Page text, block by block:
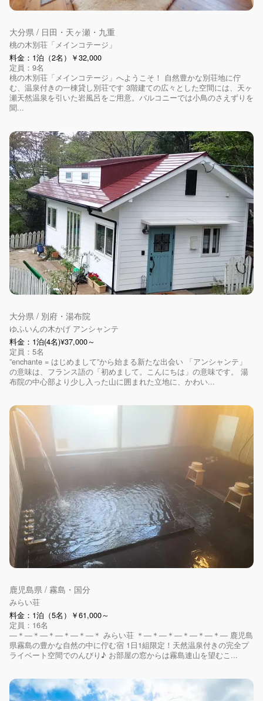
大分県 / 日田・天ヶ瀬・九重
桃の木別荘「メインコテージ」
料金：1泊（2名）￥32,000
定員：9名
桃の木別荘「メインコテージ」へようこそ！ 自然豊かな別荘地に佇
む、温泉付きの一棟貸し別荘です 3階建ての広々とした空間には、天ヶ
瀬天然温泉を引いた岩風呂をご用意。バルコニーでは小鳥のさえずりを
聞...
大分県 / 別府・湯布院
ゆふいんの木かげ アンシャンテ
料金：1泊(4名)¥37,000～
定員：5名
”enchante = はじめまして”から始まる新たな出会い 「アンシャンテ」
の意味は、フランス語の「初めまして。こんにちは」の意味です。 湯
布院の中心部より少し入った山に囲まれた立地に、かわい...
鹿児島県 / 霧島・国分
みらい荘
料金：1泊（5名）￥61,000～
定員：16名
―＊―＊―＊―＊―＊―＊ みらい荘 ＊―＊―＊―＊―＊―＊― 鹿児島
県霧島の豊かな自然の中に佇む宿 1日1組限定！天然温泉付きの完全プ
ライベート空間でのんびり♪ お部屋の窓からは霧島連山を望むこ...